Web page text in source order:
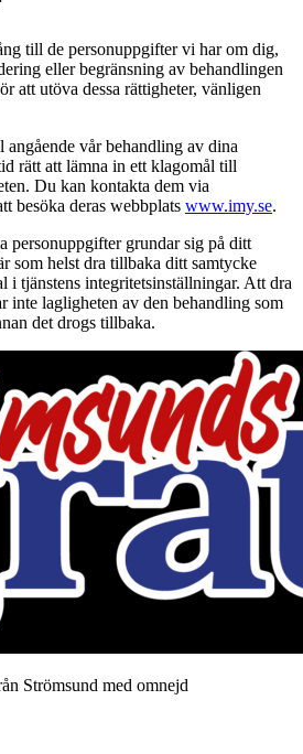
till de personuppgifter vi har om dig,
eller begränsning av behandlingen
att utöva dessa rättigheter, vänligen
vår behandling av dina
rätt att lämna in ett klagomål till
Du kan kontakta dem via
besöka deras webbplats www.imy.se.
personuppgifter grundar sig på ditt
som helst dra tillbaka ditt samtycke
i tjänstens integritetsinställningar. Att dra
inte lagligheten av den behandling som
det drogs tillbaka.
Strömsund med omnejd